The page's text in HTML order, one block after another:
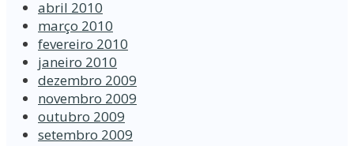
abril 2010
março 2010
fevereiro 2010
janeiro 2010
dezembro 2009
novembro 2009
outubro 2009
setembro 2009